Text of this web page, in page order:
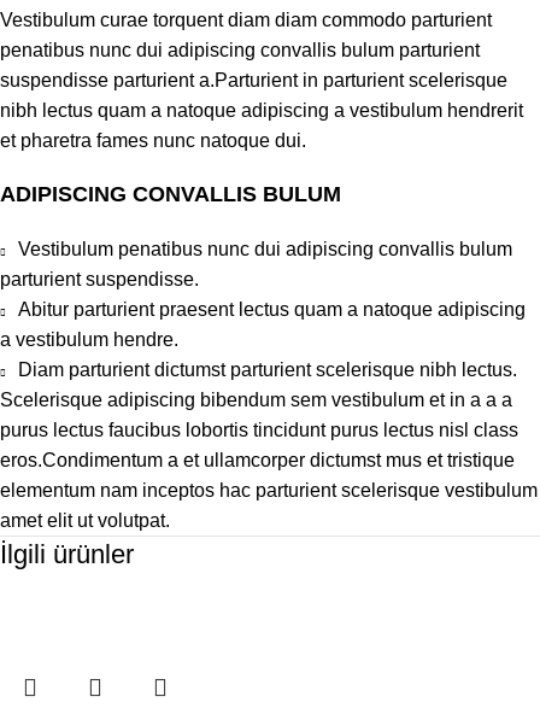
Vestibulum curae torquent diam diam commodo parturient
penatibus nunc dui adipiscing convallis bulum parturient
suspendisse parturient a.Parturient in parturient scelerisque
nibh lectus quam a natoque adipiscing a vestibulum hendrerit
et pharetra fames nunc natoque dui.
ADIPISCING CONVALLIS BULUM
Vestibulum penatibus nunc dui adipiscing convallis bulum
parturient suspendisse.
Abitur parturient praesent lectus quam a natoque adipiscing
a vestibulum hendre.
Diam parturient dictumst parturient scelerisque nibh lectus.
Scelerisque adipiscing bibendum sem vestibulum et in a a a
purus lectus faucibus lobortis tincidunt purus lectus nisl class
eros.Condimentum a et ullamcorper dictumst mus et tristique
elementum nam inceptos hac parturient scelerisque vestibulum
amet elit ut volutpat.
İlgili ürünler